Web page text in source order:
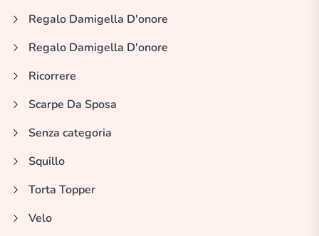
Regalo Damigella D'onore
Regalo Damigella D'onore
Ricorrere
Scarpe Da Sposa
Senza categoria
Squillo
Torta Topper
Velo